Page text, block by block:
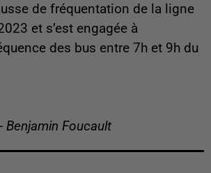
de fréquentation de la ligne
et s’est engagée à
des bus entre 7h et 9h du
Benjamin Foucault